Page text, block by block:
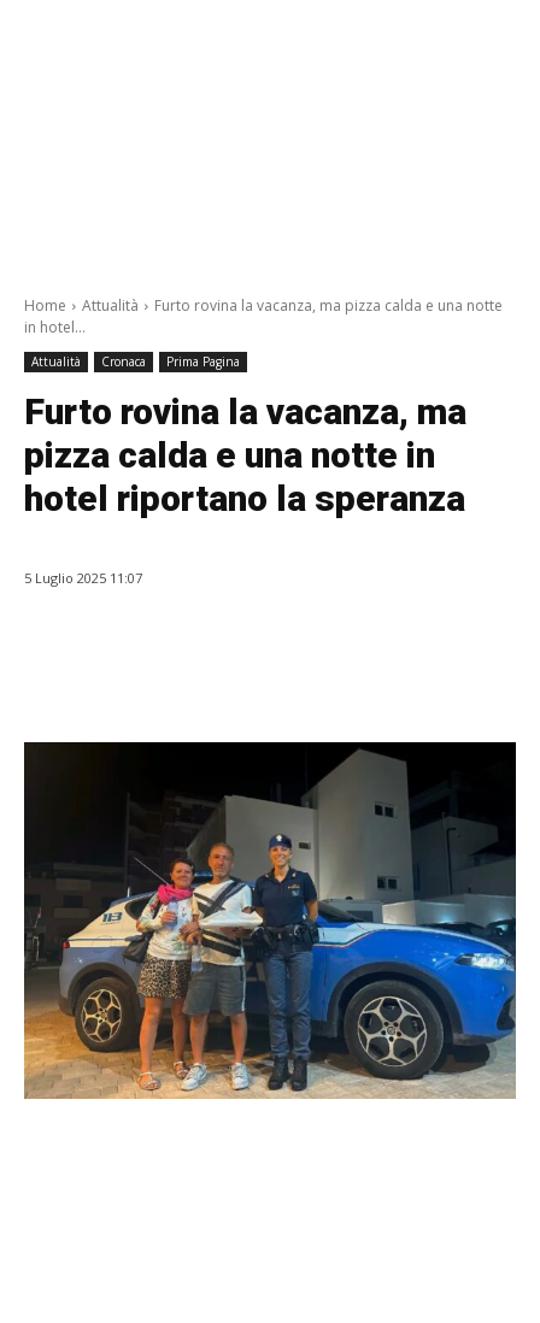
Home
Attualità
Furto rovina la vacanza, ma pizza calda e una notte
in hotel...
Attualità Cronaca Prima Pagina
Furto rovina la vacanza, ma
pizza calda e una notte in
hotel riportano la speranza
5 Luglio 2025 11:07